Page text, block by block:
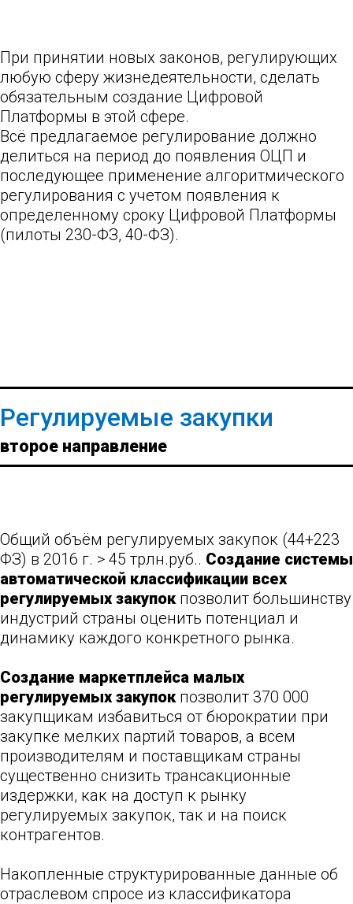
При принятии новых законов, регулирующих
любую сферу жизнедеятельности, сделать
обязательным создание Цифровой
Платформы в этой сфере.
Всё предлагаемое регулирование должно
делиться на период до появления ОЦП и
последующее применение алгоритмического
регулирования с учетом появления к
определенному сроку Цифровой Платформы
(пилоты 230-ФЗ, 40-ФЗ).
Регулируемые закупки
второе направление
Общий объём регулируемых закупок (44+223
ФЗ) в 2016 г. > 45 трлн.руб.. Создание системы
автоматической классификации всех
регулируемых закупокпозволит большинству
индустрий страны оценить потенциал и
динамику каждого конкретного рынка.
Создание маркетплейса малых
регулируемых закупокпозволит 370 000
закупщикам избавиться от бюрократии при
закупке мелких партий товаров, а всем
производителям и поставщикам страны
существенно снизить трансакционные
издержки, как на доступ к рынку
регулируемых закупок, так и на поиск
контрагентов.
Накопленные структурированные данные об
отраслевом спросе из классификатора